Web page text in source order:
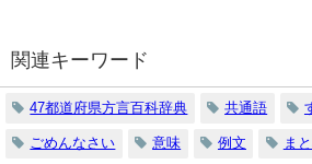
関連キーワード
47都道府県方言百科辞典 共通語
ごめんなさい 意味 例文 ま